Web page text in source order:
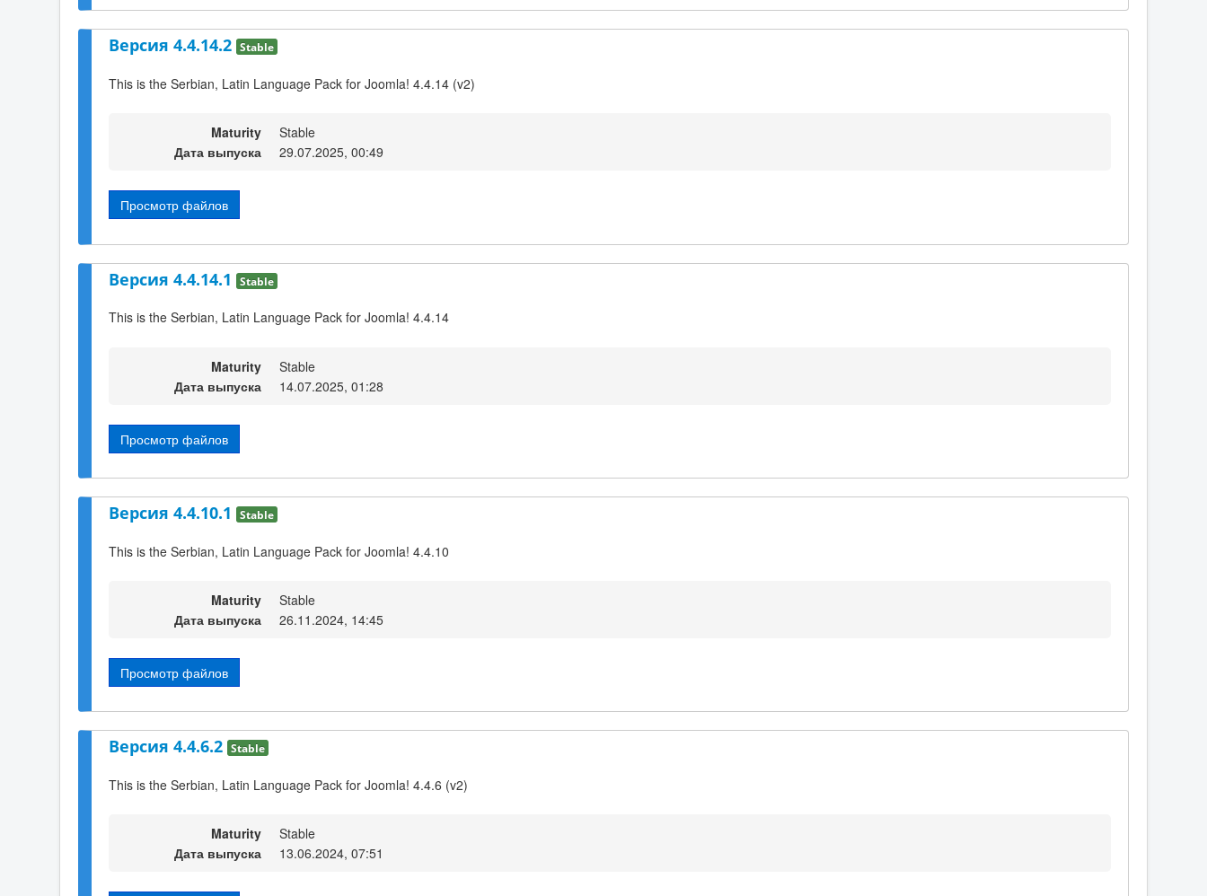
Версия 4.4.14.2 Stable
This is the Serbian, Latin Language Pack for Joomla! 4.4.14 (v2)
Maturity
Stable
Дата выпуска
29.07.2025, 00:49
Просмотр файлов
Версия 4.4.14.1 Stable
This is the Serbian, Latin Language Pack for Joomla! 4.4.14
Maturity
Stable
Дата выпуска
14.07.2025, 01:28
Просмотр файлов
Версия 4.4.10.1 Stable
This is the Serbian, Latin Language Pack for Joomla! 4.4.10
Maturity
Stable
Дата выпуска
26.11.2024, 14:45
Просмотр файлов
Версия 4.4.6.2 Stable
This is the Serbian, Latin Language Pack for Joomla! 4.4.6 (v2)
Maturity
Stable
Дата выпуска
13.06.2024, 07:51